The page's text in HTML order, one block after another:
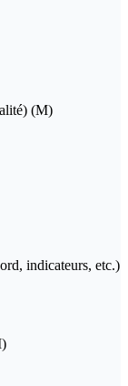
(M)
indicateurs, etc.)